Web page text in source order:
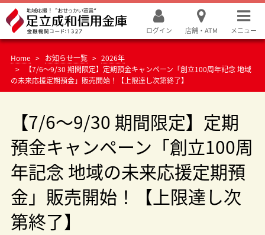
ログイン 店舗・ATM メニュー
Home お知らせ一覧
2026年
【7/6～9/30 期間限定】定期預金キャンペーン「創立100周年記念 地域
の未来応援定期預金」販売開始！【上限達し次第終了】
【7/6～9/30 期間限定】定期
預金キャンペーン「創立100周
年記念 地域の未来応援定期預
金」販売開始！【上限達し次
第終了】